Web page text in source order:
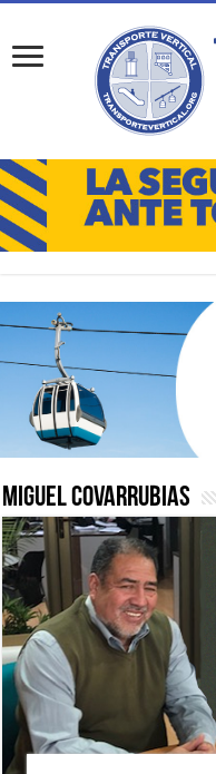
Miguel Covarrubias